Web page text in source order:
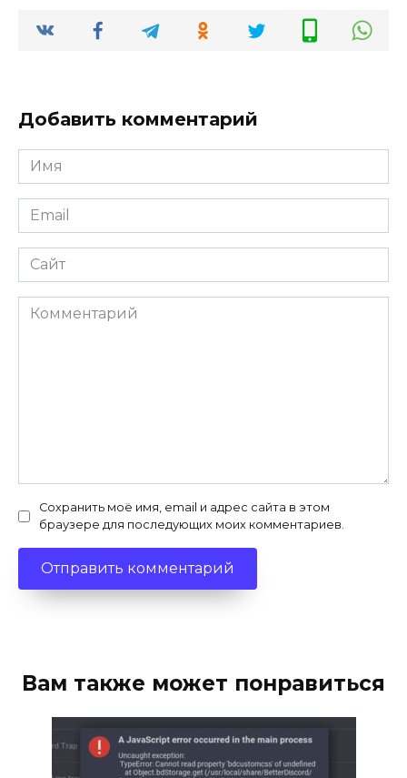
Добавить комментарий
Имя
*
Email
*
Сайт
Комментарий
Сохранить моё имя, email и адрес сайта в этом
браузере для последующих моих комментариев.
Вам также может понравиться